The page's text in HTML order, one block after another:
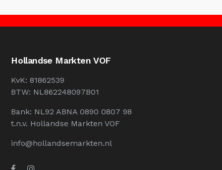
Hollandse Markten VOF
KvK: 81862539
BTW: NL862248097B01
Bank: NL92 ABNA 0890 0807 98
t.n.v. Hollandse Markten VOF
info@hollandsemarkten.nl